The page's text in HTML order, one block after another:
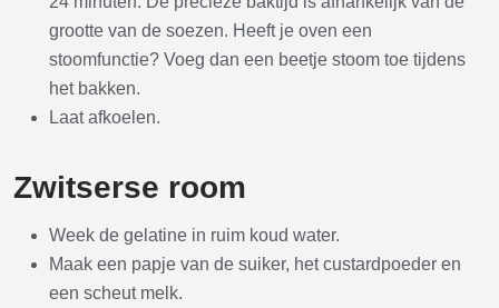
grootte van de soezen. Heeft je oven een
stoomfunctie? Voeg dan een beetje stoom toe tijdens
het bakken.
Laat afkoelen.
Zwitserse room
Week de gelatine in ruim koud water.
Maak een papje van de suiker, het custardpoeder en
een scheut melk.